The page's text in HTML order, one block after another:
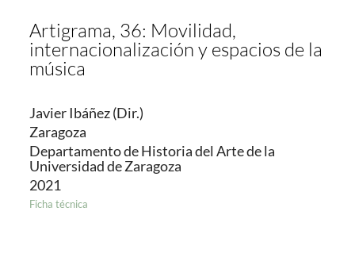
Artigrama, 36: Movilidad,
internacionalización y espacios de la
música
Javier Ibáñez (Dir.)
Zaragoza
Departamento de Historia del Arte de la
Universidad de Zaragoza
2021
Ficha técnica